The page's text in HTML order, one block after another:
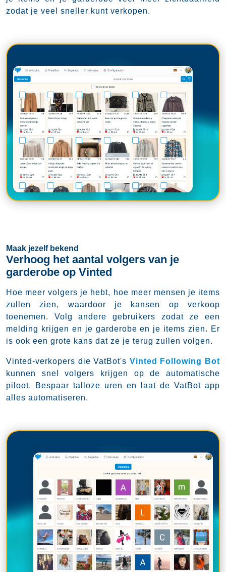
zodat je veel sneller kunt verkopen.
Maak jezelf bekend
Verhoog het aantal volgers van je
garderobe op Vinted
Hoe meer volgers je hebt, hoe meer mensen je items
zullen zien, waardoor je kansen op verkoop
toenemen. Volg andere gebruikers zodat ze een
melding krijgen en je garderobe en je items zien. Er
is ook een grote kans dat ze je terug zullen volgen.
Vinted-verkopers die VatBot's Vinted Following Bot
kunnen snel volgers krijgen op de automatische
piloot. Bespaar talloze uren en laat de VatBot app
alles automatiseren.